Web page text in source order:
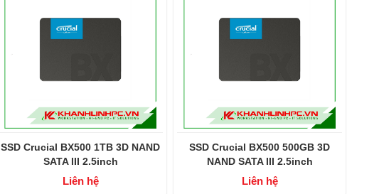
SSD Crucial BX500 1TB 3D NAND
SATA III 2.5inch
(CT1000BX500SSD1)
Liên hệ
SSD Crucial BX500 500GB 3D
NAND SATA III 2.5inch
(CT500BX500SSD1)
Liên hệ